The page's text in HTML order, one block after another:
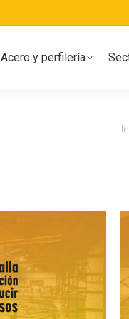
Acero y perfilería